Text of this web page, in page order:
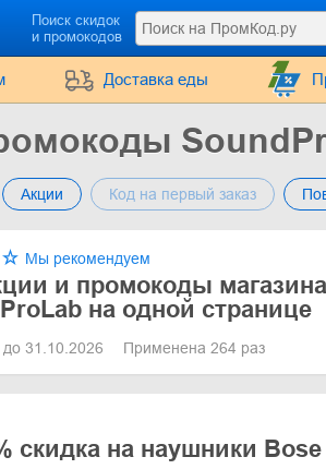
Поиск скидок
и промокодов
Доставка еды
Акции Код на первый заказ
Мы рекомендуем
и промокоды магазина
на одной странице
до 31.10.2026 Применена 264 раз
скидка на наушники Bose